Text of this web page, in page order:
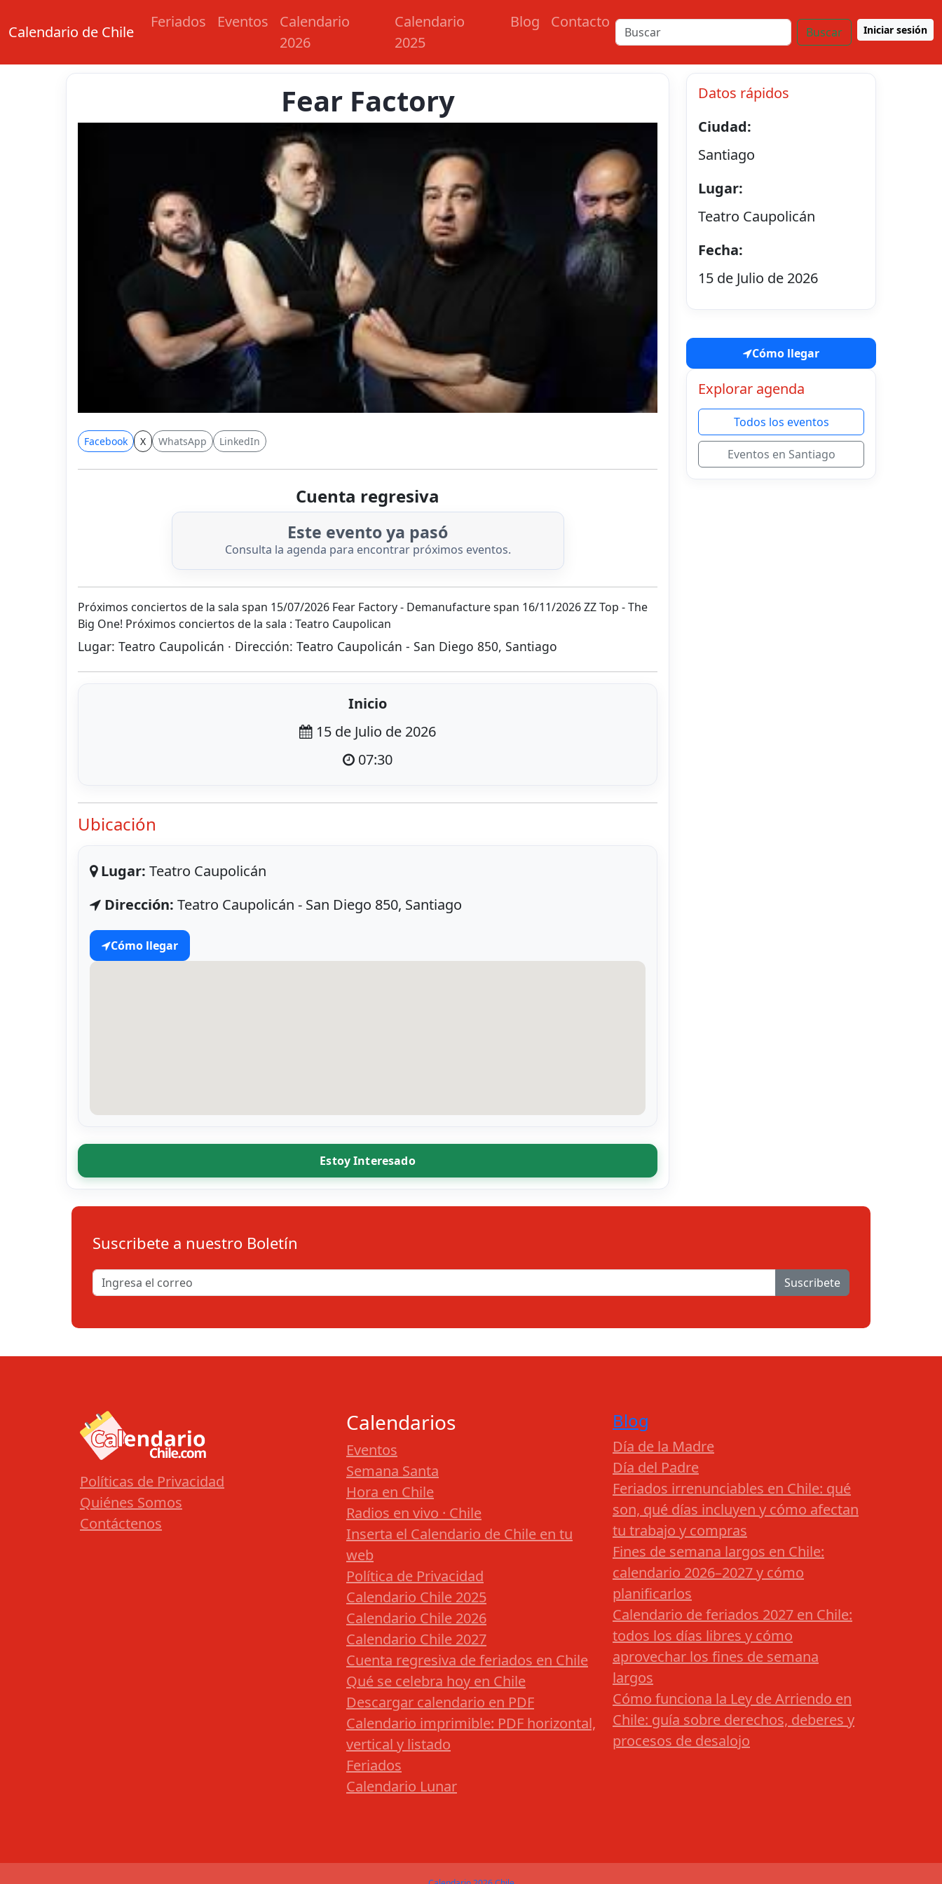
Calendario de Chile
Feriados Eventos
Calendario
2026
Calendario
2025
Blog Contacto
Buscar Iniciar sesión
Fear Factory
Facebook X WhatsApp LinkedIn
Cuenta regresiva
Este evento ya pasó
Consulta la agenda para encontrar próximos eventos.
Próximos conciertos de la sala span 15/07/2026 Fear Factory - Demanufacture span 16/11/2026 ZZ Top - The
Big One! Próximos conciertos de la sala : Teatro Caupolican
Lugar: Teatro Caupolicán · Dirección: Teatro Caupolicán - San Diego 850, Santiago
Inicio
15 de Julio de 2026
07:30
Ubicación
Lugar: Teatro Caupolicán
Dirección: Teatro Caupolicán - San Diego 850, Santiago
Cómo llegar
Estoy Interesado
Datos rápidos
Ciudad:
Santiago
Lugar:
Teatro Caupolicán
Fecha:
15 de Julio de 2026
Cómo llegar
Explorar agenda
Todos los eventos
Eventos en Santiago
Suscribete a nuestro Boletín
Suscribete
Políticas de Privacidad
Quiénes Somos
Contáctenos
Calendarios
Eventos
Semana Santa
Hora en Chile
Radios en vivo · Chile
Inserta el Calendario de Chile en tu
web
Política de Privacidad
Calendario Chile 2025
Calendario Chile 2026
Calendario Chile 2027
Cuenta regresiva de feriados en Chile
Qué se celebra hoy en Chile
Descargar calendario en PDF
Calendario imprimible: PDF horizontal,
vertical y listado
Feriados
Calendario Lunar
Blog
Día de la Madre
Día del Padre
Feriados irrenunciables en Chile: qué
son, qué días incluyen y cómo afectan
tu trabajo y compras
Fines de semana largos en Chile:
calendario 2026–2027 y cómo
planificarlos
Calendario de feriados 2027 en Chile:
todos los días libres y cómo
aprovechar los fines de semana
largos
Cómo funciona la Ley de Arriendo en
Chile: guía sobre derechos, deberes y
procesos de desalojo